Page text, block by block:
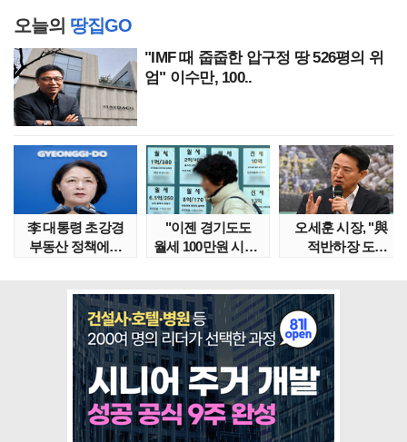
오늘의 땅집GO
"IMF 때 줍줍한 압구정 땅 526평의 위
엄" 이수만, 100..
李 대통령 초강경
부동산 정책에…
"이젠 경기도도
월세 100만원 시대"
오세훈 시장, "與
적반하장 도